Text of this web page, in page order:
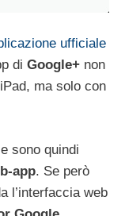
ufficiale
di Google+ non
ma solo con
sono quindi
app. Se però
l’interfaccia web